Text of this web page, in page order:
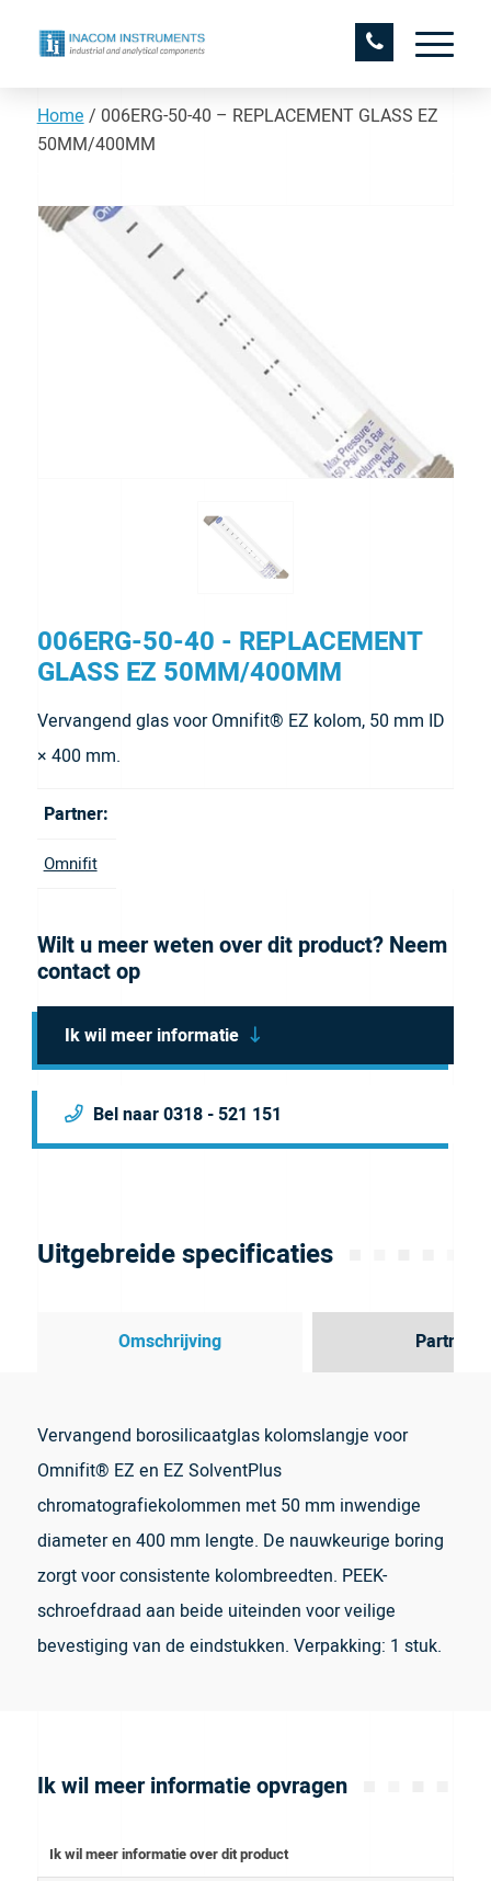
Home / 006ERG-50-40 – REPLACEMENT GLASS EZ
50MM/400MM
006ERG-50-40 - REPLACEMENT
GLASS EZ 50MM/400MM
Vervangend glas voor Omnifit® EZ kolom, 50 mm ID
× 400 mm.
Partner:
Omnifit
Wilt u meer weten over dit product? Neem
contact op
Ik wil meer informatie
Bel naar 0318 - 521 151
Uitgebreide specificaties
Omschrijving Partner
Vervangend borosilicaatglas kolomslangje voor
Omnifit® EZ en EZ SolventPlus
chromatografiekolommen met 50 mm inwendige
diameter en 400 mm lengte. De nauwkeurige boring
zorgt voor consistente kolombreedten. PEEK-
schroefdraad aan beide uiteinden voor veilige
bevestiging van de eindstukken. Verpakking: 1 stuk.
Ik wil meer informatie opvragen
Ik wil meer informatie over dit product